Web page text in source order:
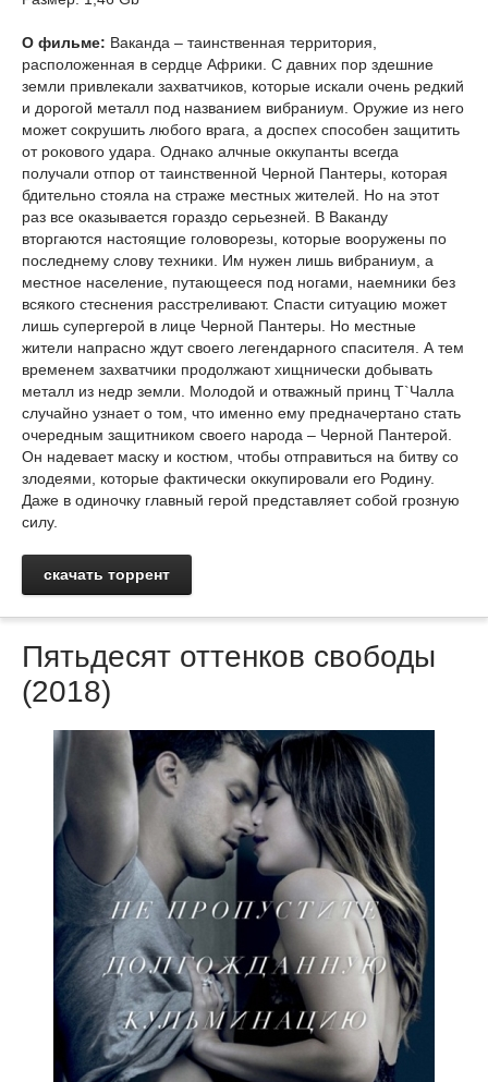
О фильме: Ваканда – таинственная территория,
расположенная в сердце Африки. С давних пор здешние
земли привлекали захватчиков, которые искали очень редкий
и дорогой металл под названием вибраниум. Оружие из него
может сокрушить любого врага, а доспех способен защитить
от рокового удара. Однако алчные оккупанты всегда
получали отпор от таинственной Черной Пантеры, которая
бдительно стояла на страже местных жителей. Но на этот
раз все оказывается гораздо серьезней. В Ваканду
вторгаются настоящие головорезы, которые вооружены по
последнему слову техники. Им нужен лишь вибраниум, а
местное население, путающееся под ногами, наемники без
всякого стеснения расстреливают. Спасти ситуацию может
лишь супергерой в лице Черной Пантеры. Но местные
жители напрасно ждут своего легендарного спасителя. А тем
временем захватчики продолжают хищнически добывать
металл из недр земли. Молодой и отважный принц Т`Чалла
случайно узнает о том, что именно ему предначертано стать
очередным защитником своего народа – Черной Пантерой.
Он надевает маску и костюм, чтобы отправиться на битву со
злодеями, которые фактически оккупировали его Родину.
Даже в одиночку главный герой представляет собой грозную
силу.
скачать торрент
Пятьдесят оттенков свободы
(2018)